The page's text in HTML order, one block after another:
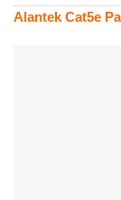
Alantek Cat5e